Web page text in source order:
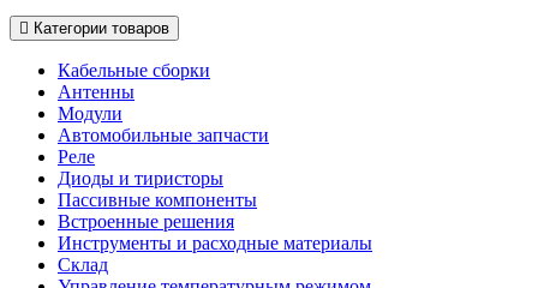
Категории товаров
Кабельные сборки
Антенны
Модули
Автомобильные запчасти
Реле
Диоды и тиристоры
Пассивные компоненты
Встроенные решения
Инструменты и расходные материалы
Склад